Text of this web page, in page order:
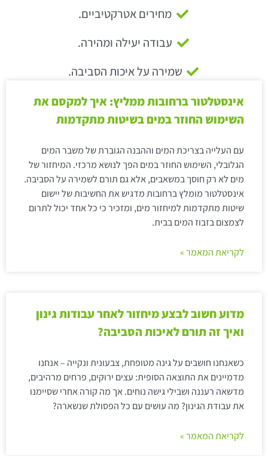
מחירים אטרקטיביים.
עבודה יעילה ומהירה.
שמירה על איכות הסביבה.
אינסטלטור ברחובות ממליץ: איך למקסם את
השימוש החוזר במים בשיטות מתקדמות
עם העלייה בצריכת המים וההבנה הגוברת של משבר המים
הגלובלי, השימוש החוזר במים הפך לנושא מרכזי. המיחזור של
מים לא רק חוסך במשאבים, אלא גם תורם לשמירה על הסביבה.
אינסטלטור מומלץ ברחובות מדגיש את החשיבות של יישום
שיטות מתקדמות למיחזור מים, ומזכיר כי כל אחד יכול לתרום
לצמצום בזבוז המים בבית.
לקריאת המאמר »
מדוע חשוב לבצע מיחזור לאחר עבודות גינון
ואיך זה תורם לאיכות הסביבה?
כשאנחנו חושבים על גינה מטופחת, צבעונית ונקייה – אנחנו
מדמיינים את התוצאה הסופית: עצים ירוקים, פרחים מרהיבים,
מדשאה רעננה ושבילי גישה נוחים. אך מה קורה אחרי שסיימנו
את עבודת הגינון? מה עושים עם כל הפסולת שנשארה?
לקריאת המאמר »